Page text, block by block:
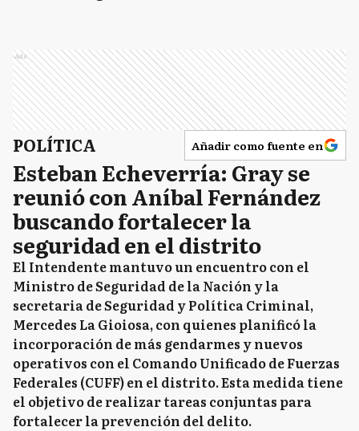
Ads
POLÍTICA Añadir como fuente en
Esteban Echeverría: Gray se
reunió con Aníbal Fernández
buscando fortalecer la
seguridad en el distrito
El Intendente mantuvo un encuentro con el
Ministro de Seguridad de la Nación y la
secretaria de Seguridad y Política Criminal,
Mercedes La Gioiosa, con quienes planificó la
incorporación de más gendarmes y nuevos
operativos con el Comando Unificado de Fuerzas
Federales (CUFF) en el distrito. Esta medida tiene
el objetivo de realizar tareas conjuntas para
fortalecer la prevención del delito.